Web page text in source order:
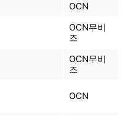
OCN
OCN무비
즈
OCN무비
즈
OCN